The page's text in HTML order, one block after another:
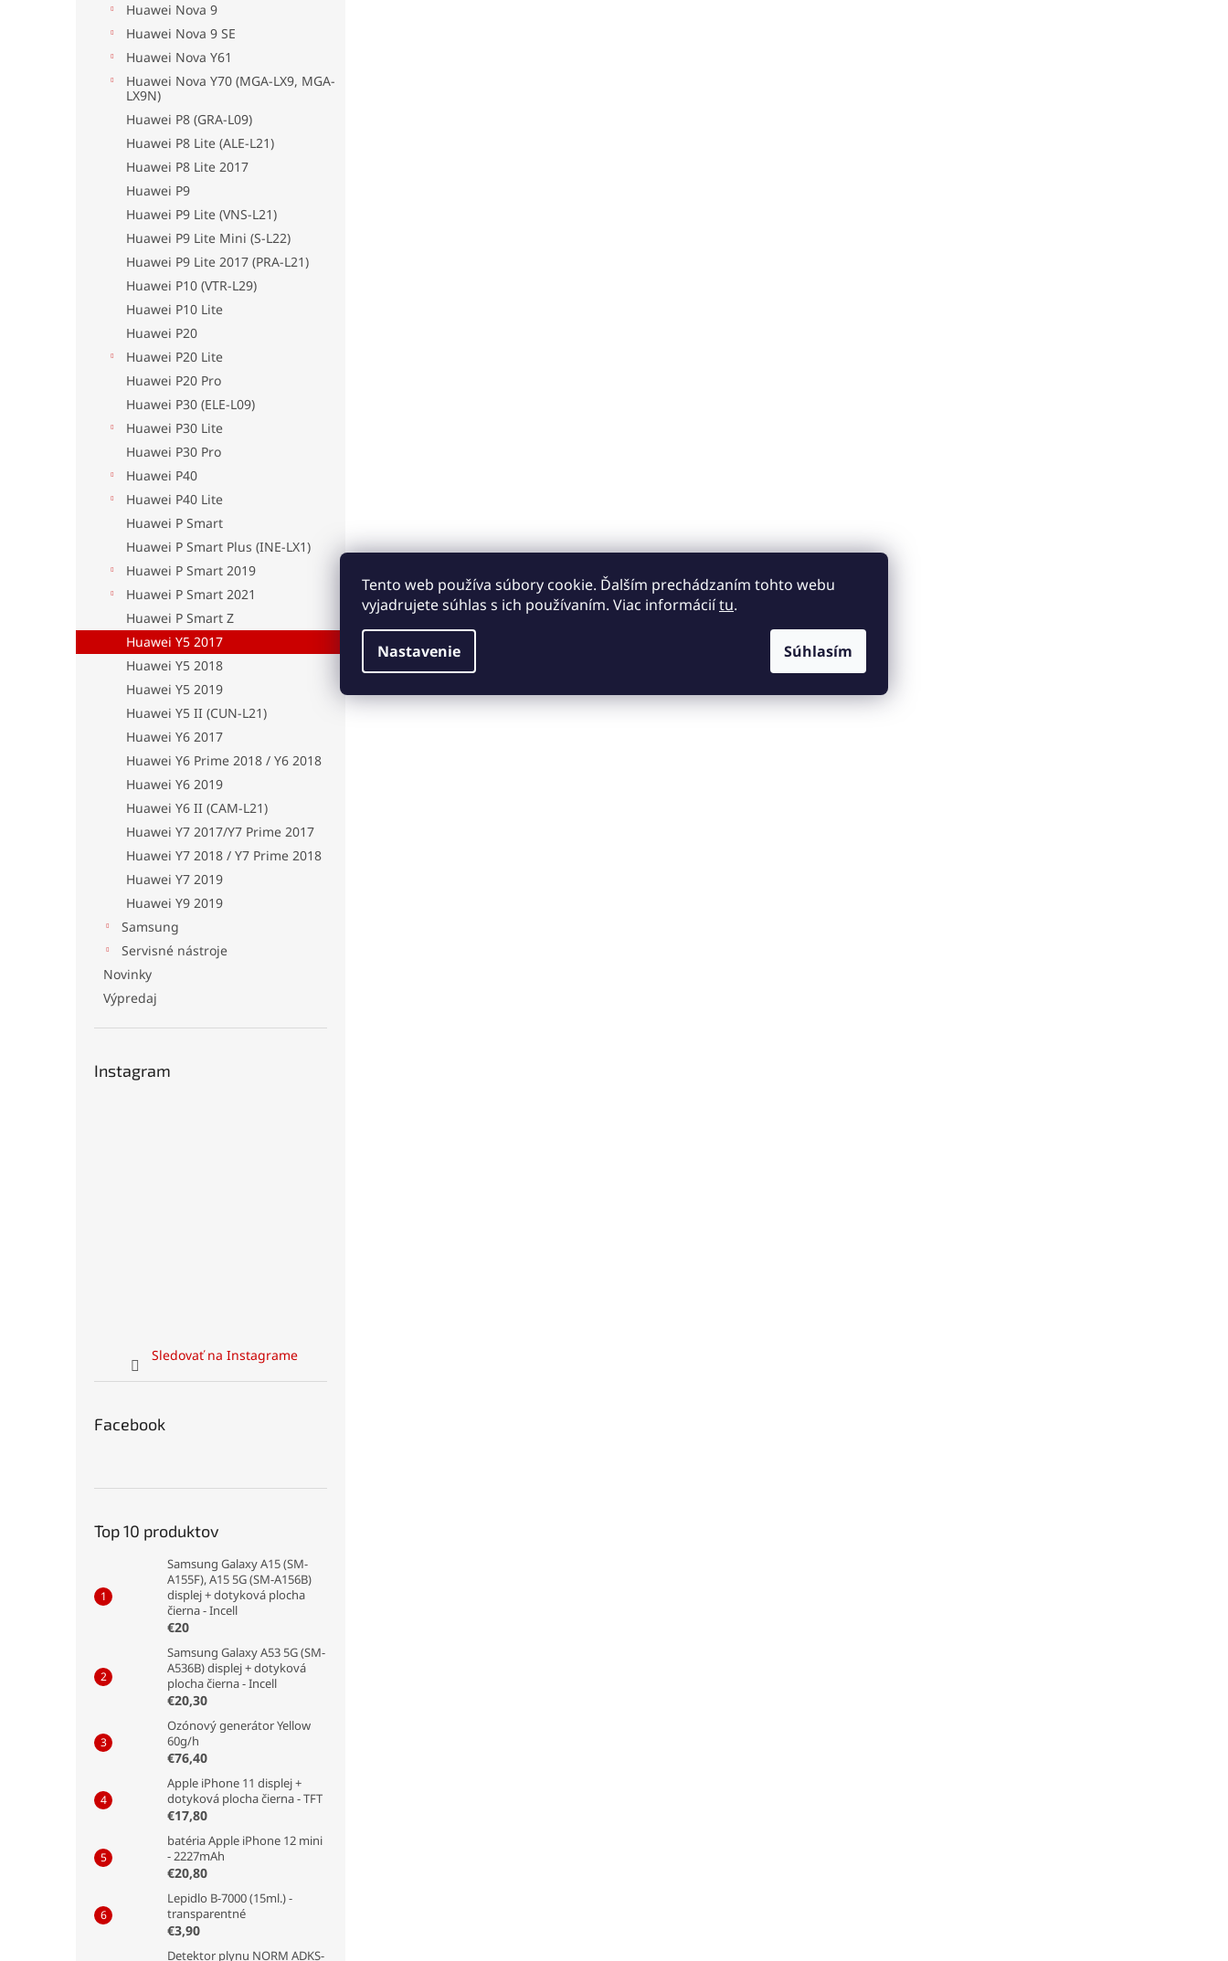
Tento web používa súbory cookie. Ďalším prechádzaním tohto webu
vyjadrujete súhlas s ich používaním. Viac informáciítu.
Nastavenie Súhlasím
Huawei Nova 9
Huawei Nova 9 SE
Huawei Nova Y61
Huawei Nova Y70 (MGA-LX9, MGA-
LX9N)
Huawei P8 (GRA-L09)
Huawei P8 Lite (ALE-L21)
Huawei P8 Lite 2017
Huawei P9
Huawei P9 Lite (VNS-L21)
Huawei P9 Lite Mini (S-L22)
Huawei P9 Lite 2017 (PRA-L21)
Huawei P10 (VTR-L29)
Huawei P10 Lite
Huawei P20
Huawei P20 Lite
Huawei P20 Pro
Huawei P30 (ELE-L09)
Huawei P30 Lite
Huawei P30 Pro
Huawei P40
Huawei P40 Lite
Huawei P Smart
Huawei P Smart Plus (INE-LX1)
Huawei P Smart 2019
Huawei P Smart 2021
Huawei P Smart Z
Huawei Y5 2017
Huawei Y5 2018
Huawei Y5 2019
Huawei Y5 II (CUN-L21)
Huawei Y6 2017
Huawei Y6 Prime 2018 / Y6 2018
Huawei Y6 2019
Huawei Y6 II (CAM-L21)
Huawei Y7 2017/Y7 Prime 2017
Huawei Y7 2018 / Y7 Prime 2018
Huawei Y7 2019
Huawei Y9 2019
Samsung
Servisné nástroje
Novinky
Výpredaj
Instagram
Sledovať na Instagrame
Facebook
Top 10 produktov
Samsung Galaxy A15 (SM-
A155F), A15 5G (SM-A156B)
displej + dotyková plocha
čierna - Incell
€20
Samsung Galaxy A53 5G (SM-
A536B) displej + dotyková
plocha čierna - Incell
€20,30
Ozónový generátor Yellow
60g/h
€76,40
Apple iPhone 11 displej +
dotyková plocha čierna - TFT
€17,80
batéria Apple iPhone 12 mini
- 2227mAh
€20,80
Lepidlo B-7000 (15ml.) -
transparentné
€3,90
Detektor plynu NORM ADKS-